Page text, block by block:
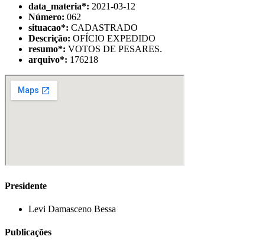
data_materia*: 2021-03-12
Número: 062
situacao*: CADASTRADO
Descrição: OFÍCIO EXPEDIDO
resumo*: VOTOS DE PESARES.
arquivo*: 176218
Presidente
Levi Damasceno Bessa
Publicações